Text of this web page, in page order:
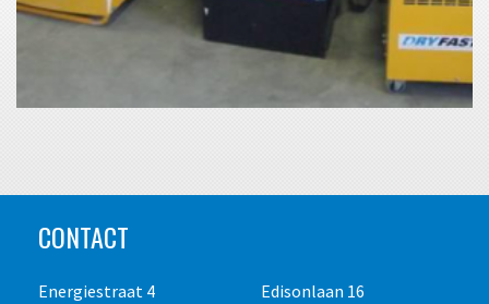
CONTACT
Energiestraat 4
Edisonlaan 16